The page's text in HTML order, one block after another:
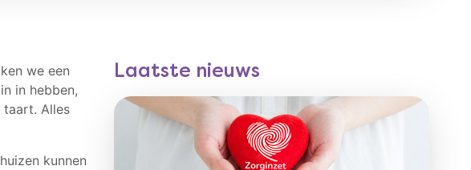
we een
in hebben,
taart. Alles
kunnen
Laatste nieuws